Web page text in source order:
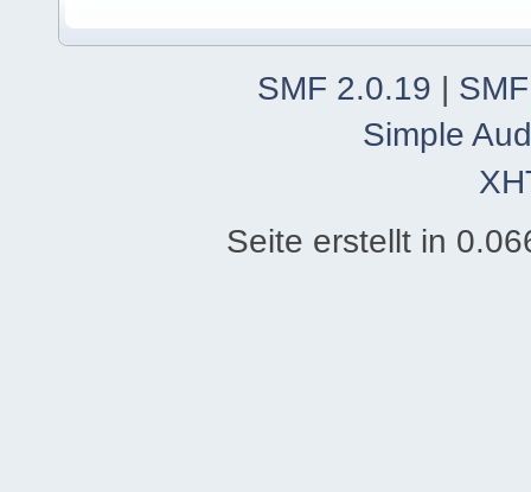
SMF 2.0.19 |
Simple
Seite erstellt in